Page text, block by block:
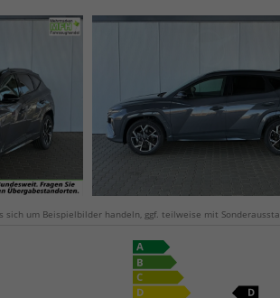
sich um Beispielbilder handeln, ggf. teilweise mit